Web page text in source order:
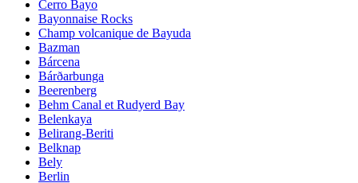
Cerro Bayo
Bayonnaise Rocks
Champ volcanique de Bayuda
Bazman
Bárcena
Bárðarbunga
Beerenberg
Behm Canal et Rudyerd Bay
Belenkaya
Belirang-Beriti
Belknap
Bely
Berlin